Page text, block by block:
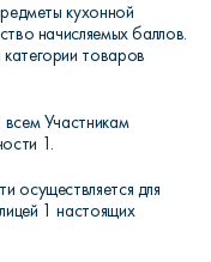
кухонной
начисляемых баллов.
товаров
Участникам
1.
осуществляется для
1 настоящих